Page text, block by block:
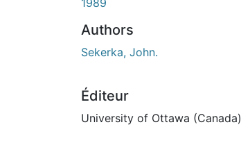
Authors
Sekerka, John.
Éditeur
University of Ottawa (Canada)